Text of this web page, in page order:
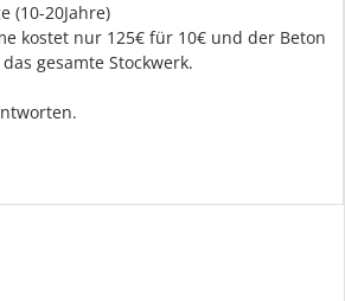
(10-20Jahre)
kostet nur 125€ für 10€ und der Beton
gesamte Stockwerk.